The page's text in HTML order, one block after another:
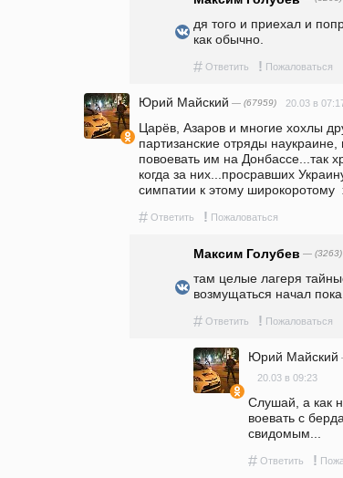
дя того и приехал и
как обычно.
# Ответить ! Пожаловаться
Юрий Майский — (67959) 20.03 в
Царёв, Азаров и многие хохлы
партизанские отряды
повоевать им на Донбассе...так
когда за них...просравших
симпатии к этому широкоротому
# Ответить ! Пожаловаться
Максим Голубев — (3263)
там целые лагеря
возмущаться начал
# Ответить ! Пожаловаться
Юрий Майский
20.03 в 09:23
Слушай, а как
воевать с
свидомым...
# Ответить !